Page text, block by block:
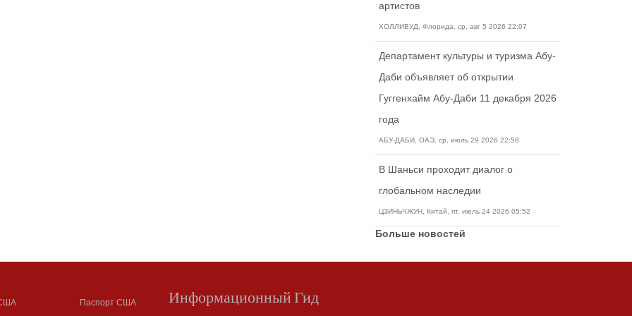
артистов
ХОЛЛИВУД, Флорида, ср, авг 5 2026 22:07
Департамент культуры и туризма Абу-
Даби объявляет об открытии
Гуггенхайм Абу-Даби 11 декабря 2026
года
АБУ-ДАБИ, ОАЭ, ср, июль 29 2026 22:58
В Шаньси проходит диалог о
глобальном наследии
ЦЗИНЬЧЖУН, Китай, пт, июль 24 2026 05:52
Больше новостей
Паспорт США Информационный Гид